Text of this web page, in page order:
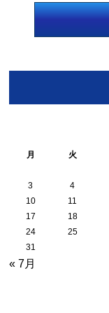
月 火
3
4
10
11
17
18
24
25
31
« 7月